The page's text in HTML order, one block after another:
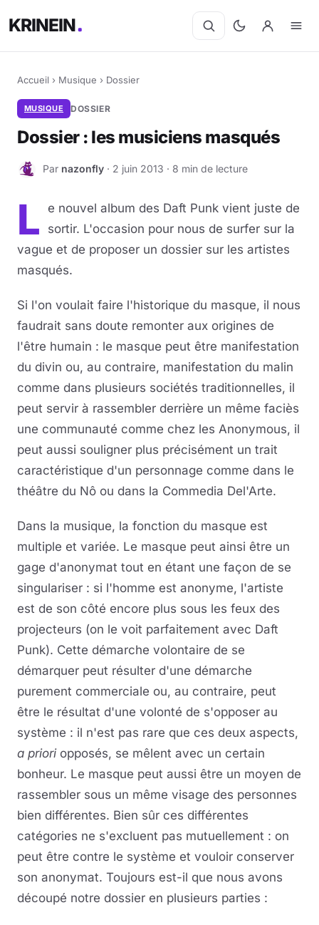
KRINEIN
Accueil › Musique › Dossier
MUSIQUE DOSSIER
Dossier : les musiciens masqués
N Par nazonfly · 2 juin 2013 · 8 min de lecture
L
e nouvel album des Daft Punk vient juste de
sortir. L'occasion pour nous de surfer sur la
vague et de proposer un dossier sur les artistes
masqués.
Si l'on voulait faire l'historique du masque, il nous
faudrait sans doute remonter aux origines de
l'être humain : le masque peut être manifestation
du divin ou, au contraire, manifestation du malin
comme dans plusieurs sociétés traditionnelles, il
peut servir à rassembler derrière un même faciès
une communauté comme chez les Anonymous, il
peut aussi souligner plus précisément un trait
caractéristique d'un personnage comme dans le
théâtre du Nô ou dans la Commedia Del'Arte.
Dans la musique, la fonction du masque est
multiple et variée. Le masque peut ainsi être un
gage d'anonymat tout en étant une façon de se
singulariser : si l'homme est anonyme, l'artiste
est de son côté encore plus sous les feux des
projecteurs (on le voit parfaitement avec Daft
Punk). Cette démarche volontaire de se
démarquer peut résulter d'une démarche
purement commerciale ou, au contraire, peut
être le résultat d'une volonté de s'opposer au
système : il n'est pas rare que ces deux aspects,
a prioriopposés, se mêlent avec un certain
bonheur. Le masque peut aussi être un moyen de
rassembler sous un même visage des personnes
bien différentes. Bien sûr ces différentes
catégories ne s'excluent pas mutuellement : on
peut être contre le système et vouloir conserver
son anonymat. Toujours est-il que nous avons
découpé notre dossier en plusieurs parties :